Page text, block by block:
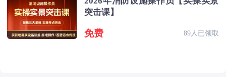
突击课】
免费 89人已领取